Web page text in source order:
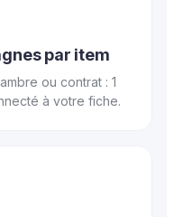
par item
ou contrat : 1
à votre fiche.